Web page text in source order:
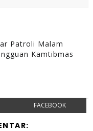
Patroli Malam
Kamtibmas
FACEBOOK